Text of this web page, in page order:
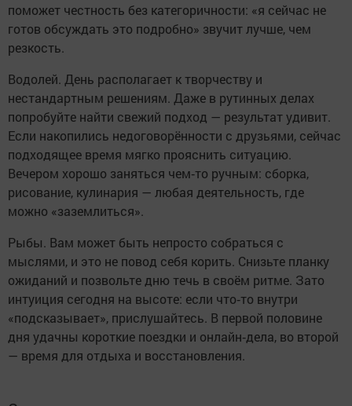
поможет честность без категоричности: «я сейчас не
готов обсуждать это подробно» звучит лучше, чем
резкость.
Водолей. День располагает к творчеству и
нестандартным решениям. Даже в рутинных делах
попробуйте найти свежий подход — результат удивит.
Если накопились недоговорённости с друзьями, сейчас
подходящее время мягко прояснить ситуацию.
Вечером хорошо заняться чем‑то ручным: сборка,
рисование, кулинария — любая деятельность, где
можно «заземлиться».
Рыбы. Вам может быть непросто собраться с
мыслями, и это не повод себя корить. Снизьте планку
ожиданий и позвольте дню течь в своём ритме. Зато
интуиция сегодня на высоте: если что‑то внутри
«подсказывает», прислушайтесь. В первой половине
дня удачны короткие поездки и онлайн‑дела, во второй
— время для отдыха и восстановления.